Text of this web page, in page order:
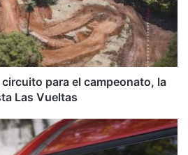
para el campeonato, la
Las Vueltas